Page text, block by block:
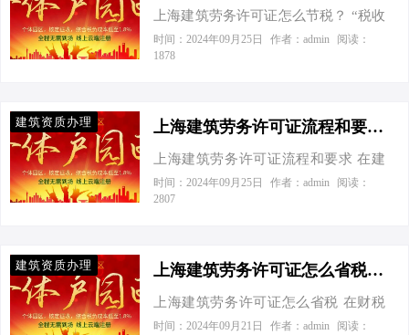
找到属于自己的那抹亮色。 官方数据
来说话：免费？不，是更优的服务！
据上海市住房和城乡建设管理委员会
骨”，将为您揭秘上海建筑劳务许可证
代办的那些事儿，看看是否能实现真
布的最新数据显示，截至2023年底，
上海的建筑行业呈现出蓬勃发展的态
势，新注册建筑企业数量同比增长
15%，总产值更是突破了5000亿大
与…
上海建筑劳务许可证怎么节税？ “税收
筹划”这个词，听起来是不是像极了一
部悬疑剧的开头？但别担心，今天我
想象一下，你是这部剧的主角，手握
税收的迷宫中找到出口。 首先，让我
们来到剧情的转折点。在上海，建筑
是你节税之路的起点。 接下来，我们
要玩一个小游戏——“寻找最佳股权结
构”。为什么是游戏呢？因为不同的股
时间：2024年09月25日 作者：admin
阅读：
1878
建筑资质办理 上海建筑劳务许可证流程和要求上海建筑劳务许可证流程和要求
上海建筑劳务许可证流程和要求 在建
筑界，拿到一张上海建筑劳务许可
证，就像演员获得奥斯卡提名一样，
程和要求，以及如何巧妙地通过税务
首先，你得明白，申请上海建筑劳务
时间：2024年09月25日 作者：admin
阅读：
2807
建筑资质办理 上海建筑劳务许可证怎么省税上海建筑劳务许可证怎么省税
上海建筑劳务许可证怎么省税 在财税
江湖中，上海的建筑大佬们都知道，
时间：2024年09月21日 作者：admin
阅读：